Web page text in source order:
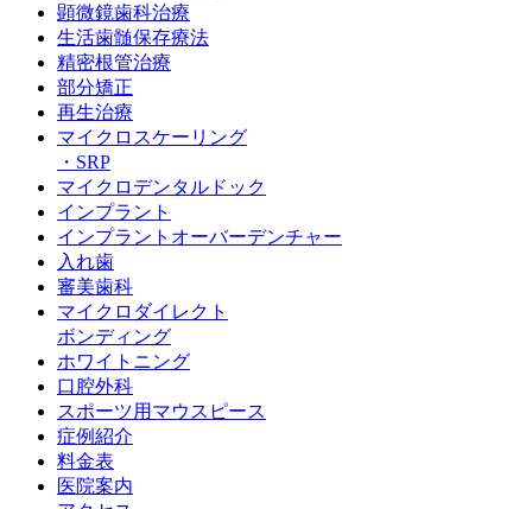
顕微鏡歯科治療
生活歯髄保存療法
精密根管治療
部分矯正
再生治療
マイクロスケーリング
・SRP
マイクロデンタルドック
インプラント
インプラントオーバーデンチャー
入れ歯
審美歯科
マイクロダイレクト
ボンディング
ホワイトニング
口腔外科
スポーツ用マウスピース
症例紹介
料金表
医院案内